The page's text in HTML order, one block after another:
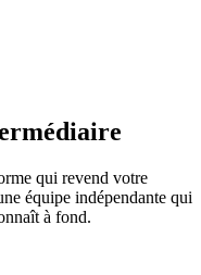
qui revend votre
équipe indépendante qui
à fond.